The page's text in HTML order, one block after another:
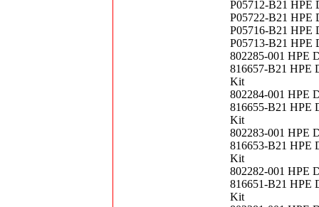
P05712-B21 HPE
P05722-B21 HPE
P05716-B21 HPE
P05713-B21 HPE
802285-001 HPE
816657-B21 HPE
Kit
802284-001 HPE
816655-B21 HPE
Kit
802283-001 HPE
816653-B21 HPE
Kit
802282-001 HPE
816651-B21 HPE
Kit